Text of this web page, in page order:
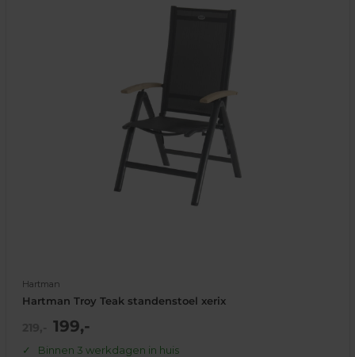
Hartman
Hartman Troy Teak standenstoel xerix
NormaleActie
prijs
199,-
Binnen 3 werkdagen in huis